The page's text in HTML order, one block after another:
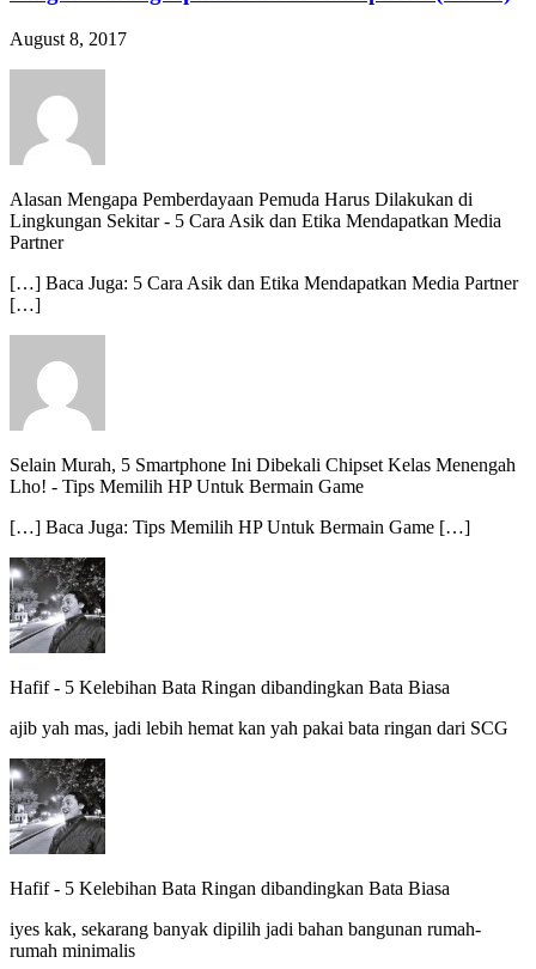
August 8, 2017
Alasan Mengapa Pemberdayaan Pemuda Harus Dilakukan di
Lingkungan Sekitar- 5 Cara Asik dan Etika Mendapatkan Media
Partner
[…] Baca Juga: 5 Cara Asik dan Etika Mendapatkan Media Partner
[…]
Selain Murah, 5 Smartphone Ini Dibekali Chipset Kelas Menengah
Lho! - Tips Memilih HP Untuk Bermain Game
[…] Baca Juga: Tips Memilih HP Untuk Bermain Game […]
Hafif- 5 Kelebihan Bata Ringan dibandingkan Bata Biasa
ajib yah mas, jadi lebih hemat kan yah pakai bata ringan dari SCG
Hafif- 5 Kelebihan Bata Ringan dibandingkan Bata Biasa
iyes kak, sekarang banyak dipilih jadi bahan bangunan rumah-
rumah minimalis